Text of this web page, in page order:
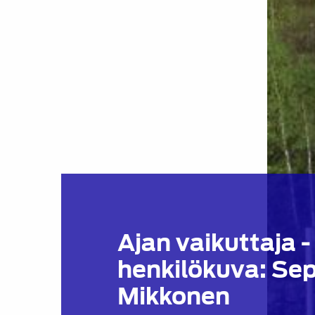
Ajan vaikuttaja -
henkilökuva:
Mikkonen